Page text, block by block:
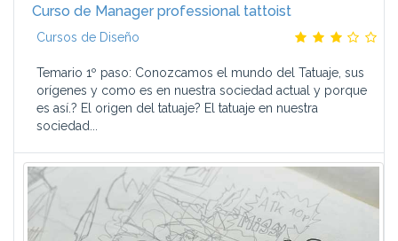
Curso de Manager professional tattoist
Cursos de Diseño
Temario 1º paso: Conozcamos el mundo del Tatuaje, sus
orígenes y como es en nuestra sociedad actual y porque
es así.? El origen del tatuaje? El tatuaje en nuestra
sociedad...